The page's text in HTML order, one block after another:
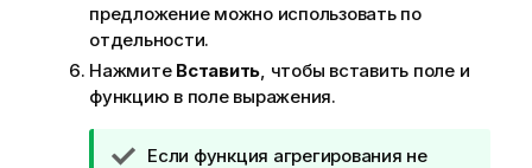
предложение можно использовать по
отдельности.
Нажмите Вставить , чтобы вставить поле и
функцию в поле выражения.
П
Если функция агрегирования не